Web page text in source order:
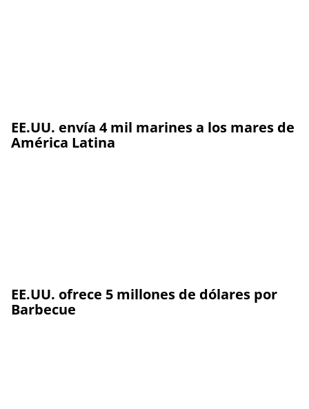
EE.UU. envía 4 mil marines a los mares de
América Latina
EE.UU. ofrece 5 millones de dólares por
Barbecue